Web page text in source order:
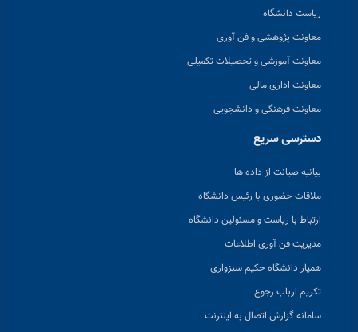
ریاست دانشگاه
معاونت پژوهشی و فن آوری
معاونت آموزشی و تحصیلات تکمیلی
معاونت اداری مالی
معاونت فرهنگی و دانشجویی
دسترسی سریع
بیانیه صیانت از داده ها
ملاقات حضوری با رئیس دانشگاه
ارتباط با ریاست و مسئولین دانشگاه
مدیریت فن آوری اطلاعات
همیار دانشگاه حکیم سبزواری
تکریم ارباب رجوع
سامانه گزارش اتصال به اینترنت